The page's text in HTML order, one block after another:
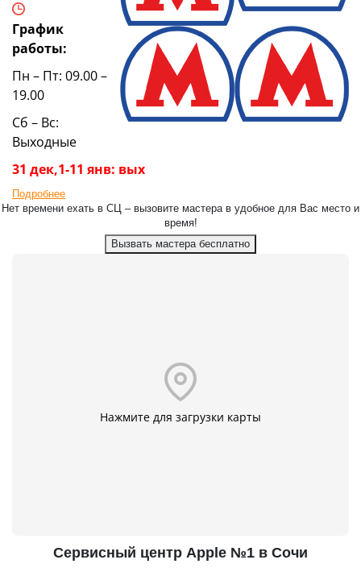
График
работы:
Пн – Пт: 09.00 –
19.00
Сб – Вс:
Выходные
31 дек,1-11 янв: вых
Подробнее
Нет времени ехать в СЦ – вызовите мастера в удобное для Вас место и
время!
Вызвать мастера бесплатно
Нажмите для загрузки карты
Сервисный центр Apple №1 в Сочи